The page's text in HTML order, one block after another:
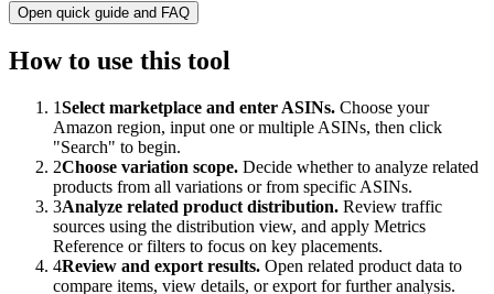
Open quick guide and FAQ
How to use this tool
1Select marketplace and enter ASINs. Choose your
Amazon region, input one or multiple ASINs, then click
"Search" to begin.
2Choose variation scope. Decide whether to analyze related
products from all variations or from specific ASINs.
3Analyze related product distribution. Review traffic
sources using the distribution view, and apply Metrics
Reference or filters to focus on key placements.
4Review and export results. Open related product data to
compare items, view details, or export for further analysis.